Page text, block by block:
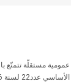
مستقلّة تتمتّع